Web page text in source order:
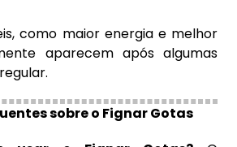
como maior energia e melhor
aparecem após algumas
sobre o Fignar Gotas